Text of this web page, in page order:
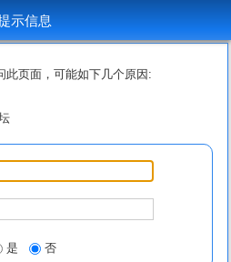
示信息
此页面，可能如下几个原因:
是 否